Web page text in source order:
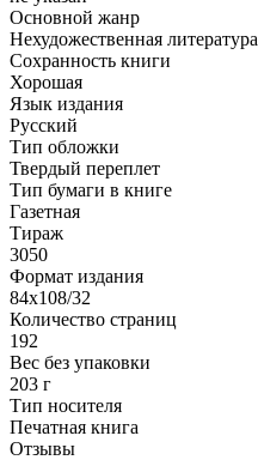
Основной жанр
Нехудожественная литература
Сохранность книги
Хорошая
Язык издания
Русский
Тип обложки
Твердый переплет
Тип бумаги в книге
Газетная
Тираж
3050
Формат издания
84х108/32
Количество страниц
192
Вес без упаковки
203 г
Тип носителя
Печатная книга
Отзывы